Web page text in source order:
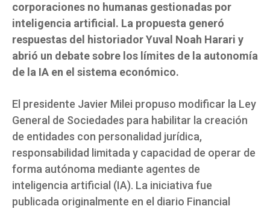
corporaciones no humanas gestionadas por
inteligencia artificial. La propuesta generó
respuestas del historiador Yuval Noah Harari y
abrió un debate sobre los límites de la autonomía
de la IA en el sistema económico.
El presidente Javier Milei propuso modificar la Ley
General de Sociedades para habilitar la creación
de entidades con personalidad jurídica,
responsabilidad limitada y capacidad de operar de
forma autónoma mediante agentes de
inteligencia artificial (IA). La iniciativa fue
publicada originalmente en el diario Financial